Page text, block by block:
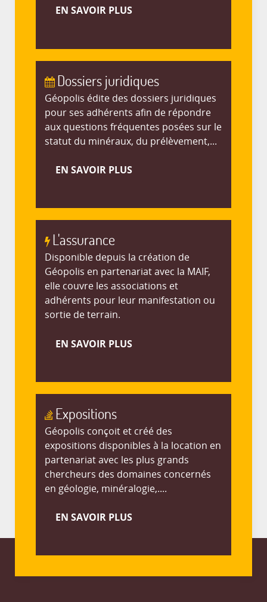
EN SAVOIR PLUS
Dossiers juridiques
Géopolis édite des dossiers juridiques
pour ses adhérents afin de répondre
aux questions fréquentes posées sur le
statut du minéraux, du prélèvement,...
EN SAVOIR PLUS
L'assurance
Disponible depuis la création de
Géopolis en partenariat avec la MAIF,
elle couvre les associations et
adhérents pour leur manifestation ou
sortie de terrain.
EN SAVOIR PLUS
Expositions
Géopolis conçoit et créé des
expositions disponibles à la location en
partenariat avec les plus grands
chercheurs des domaines concernés
en géologie, minéralogie,....
EN SAVOIR PLUS